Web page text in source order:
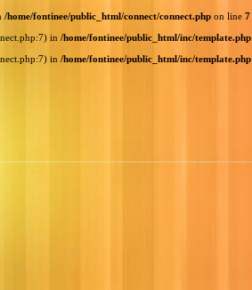
/home/fontinee/public_html/connect/connect.php on line 7
in /home/fontinee/public_html/inc/template.php
in /home/fontinee/public_html/inc/template.php